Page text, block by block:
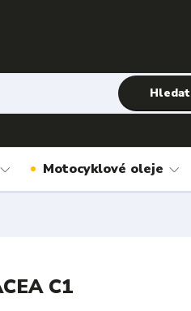
Hledat
Motocyklové oleje
C1